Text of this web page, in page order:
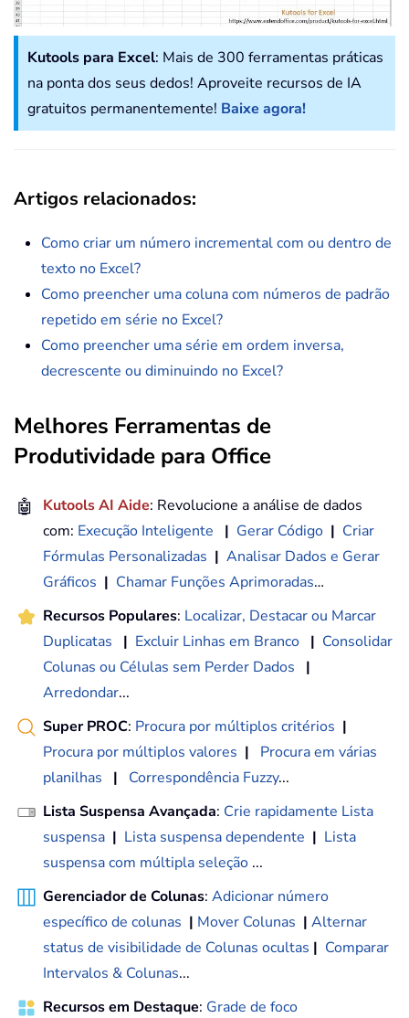
Kutools para Excel: Mais de 300 ferramentas práticas
na ponta dos seus dedos! Aproveite recursos de IA
gratuitos permanentemente! Baixe agora!
Artigos relacionados:
Como criar um número incremental com ou dentro de
texto no Excel?
Como preencher uma coluna com números de padrão
repetido em série no Excel?
Como preencher uma série em ordem inversa,
decrescente ou diminuindo no Excel?
Melhores Ferramentas de
Produtividade para Office
🤖 Kutools AI Aide: Revolucione a análise de dados
com: Execução Inteligente | Gerar Código | Criar
Fórmulas Personalizadas | Analisar Dados e Gerar
Gráficos | Chamar Funções Aprimoradas…
Recursos Populares: Localizar, Destacar ou Marcar
Duplicatas
| Excluir Linhas em Branco | Consolidar
Colunas ou Células sem Perder Dados
|
Arredondar...
Super PROC: Procura por múltiplos critérios |
Procura por múltiplos valores |
Procura em várias
planilhas
| Correspondência Fuzzy...
Lista Suspensa Avançada: Crie rapidamente Lista
suspensa | Lista suspensa dependente | Lista
suspensa com múltipla seleção ...
Gerenciador de Colunas: Adicionar número
específico de colunas | Mover Colunas | Alternar
status de visibilidade de Colunas ocultas | Comparar
Intervalos & Colunas...
Recursos em Destaque: Grade de foco